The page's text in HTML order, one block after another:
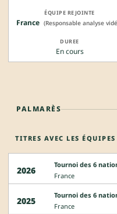
France (Responsable analyse
En cours
PALMARÈS
TITRES AVEC LES ÉQUIPES
2026
Tournoi des 6
France
2025
Tournoi des 6
France